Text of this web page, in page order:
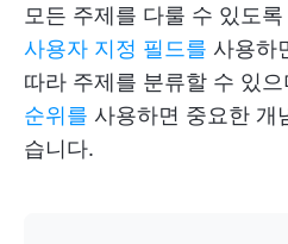
모든 주제를 다룰 수 있도
사용자 지정 필드를 사용하
따라 주제를 분류할 수 있으
순위를 사용하면 중요한 개
습니다.